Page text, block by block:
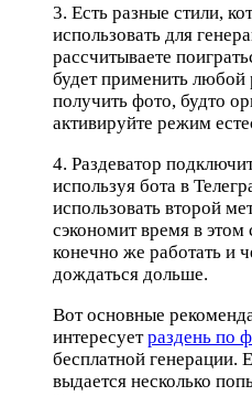
3. Есть разные стили,
использовать для
рассчитываете
будет применить
получить фото, будто
активируйте режим
4. Раздеватор
используя бота в
использовать второй
сэкономит время в
конечно же работать и
дождаться дольше.
Вот основные
интересуетраздень по
бесплатной генерации.
выдается несколько